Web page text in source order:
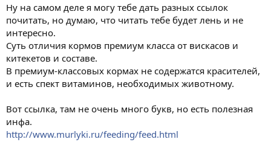
Ну на самом деле я могу тебе дать разных ссылок
почитать, но думаю, что читать тебе будет лень и не
интересно.
Суть отличия кормов премиум класса от вискасов и
китекетов и составе.
В премиум-классовых кормах не содержатся красителей,
и есть спект витаминов, необходимых животному.
Вот ссылка, там не очень много букв, но есть полезная
инфа.
http://www.murlyki.ru/feeding/feed.html